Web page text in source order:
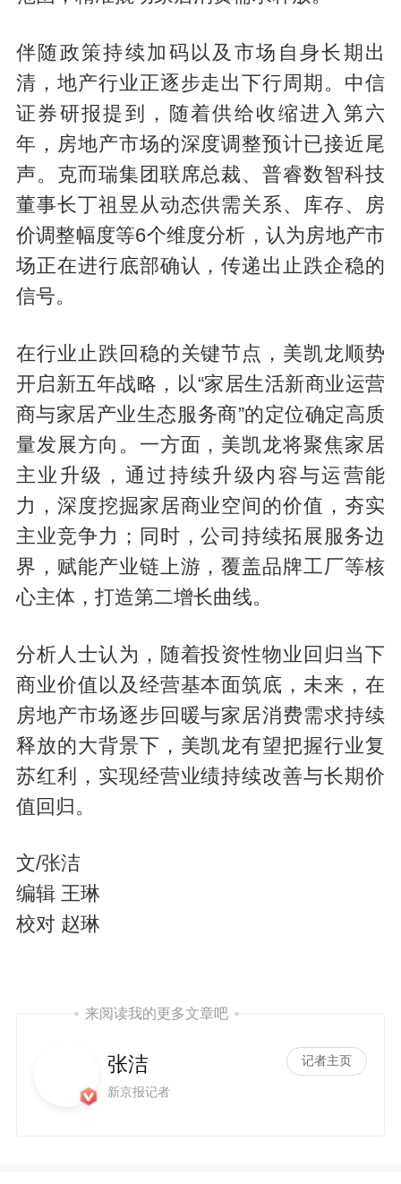
伴随政策持续加码以及市场自身长期出
清，地产行业正逐步走出下行周期。中信
证券研报提到，随着供给收缩进入第六
年，房地产市场的深度调整预计已接近尾
声。克而瑞集团联席总裁、普睿数智科技
董事长丁祖昱从动态供需关系、库存、房
价调整幅度等6个维度分析，认为房地产市
场正在进行底部确认，传递出止跌企稳的
信号。
在行业止跌回稳的关键节点，美凯龙顺势
开启新五年战略，以“家居生活新商业运营
商与家居产业生态服务商”的定位确定高质
量发展方向。一方面，美凯龙将聚焦家居
主业升级，通过持续升级内容与运营能
力，深度挖掘家居商业空间的价值，夯实
主业竞争力；同时，公司持续拓展服务边
界，赋能产业链上游，覆盖品牌工厂等核
心主体，打造第二增长曲线。
分析人士认为，随着投资性物业回归当下
商业价值以及经营基本面筑底，未来，在
房地产市场逐步回暖与家居消费需求持续
释放的大背景下，美凯龙有望把握行业复
苏红利，实现经营业绩持续改善与长期价
值回归。
文/张洁
编辑 王琳
校对 赵琳
来阅读我的更多文章吧
张洁
新京报记者
记者主页